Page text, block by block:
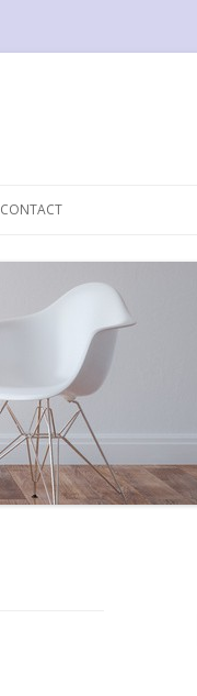
CONTACT